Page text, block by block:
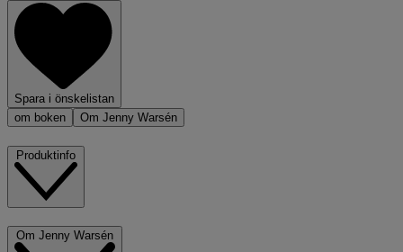
Spara i önskelistan
om boken
Om Jenny Warsén